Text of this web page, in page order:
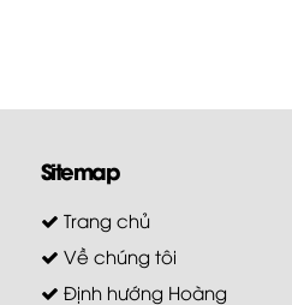
Sitemap
Trang chủ
Về chúng tôi
Định hướng Hoàng